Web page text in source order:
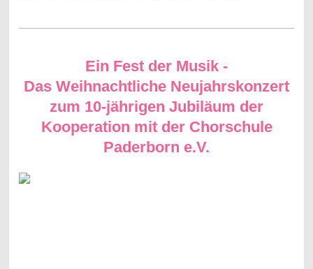
Ein Fest der Musik -
Das Weihnachtliche Neujahrskonzert
zum 10-jährigen Jubiläum der
Kooperation mit der Chorschule
Paderborn e.V.